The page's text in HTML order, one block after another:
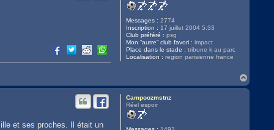
Messages : 2774
Inscription : 17 juillet 2004 5:33
Club préféré : psg
Mon “autre” club favori : impact
Place dans le stade : tribune k au parc
Localisation : region parisienne france
a
Campoozmstnz
Réel espoir
et ses proches. Il était un